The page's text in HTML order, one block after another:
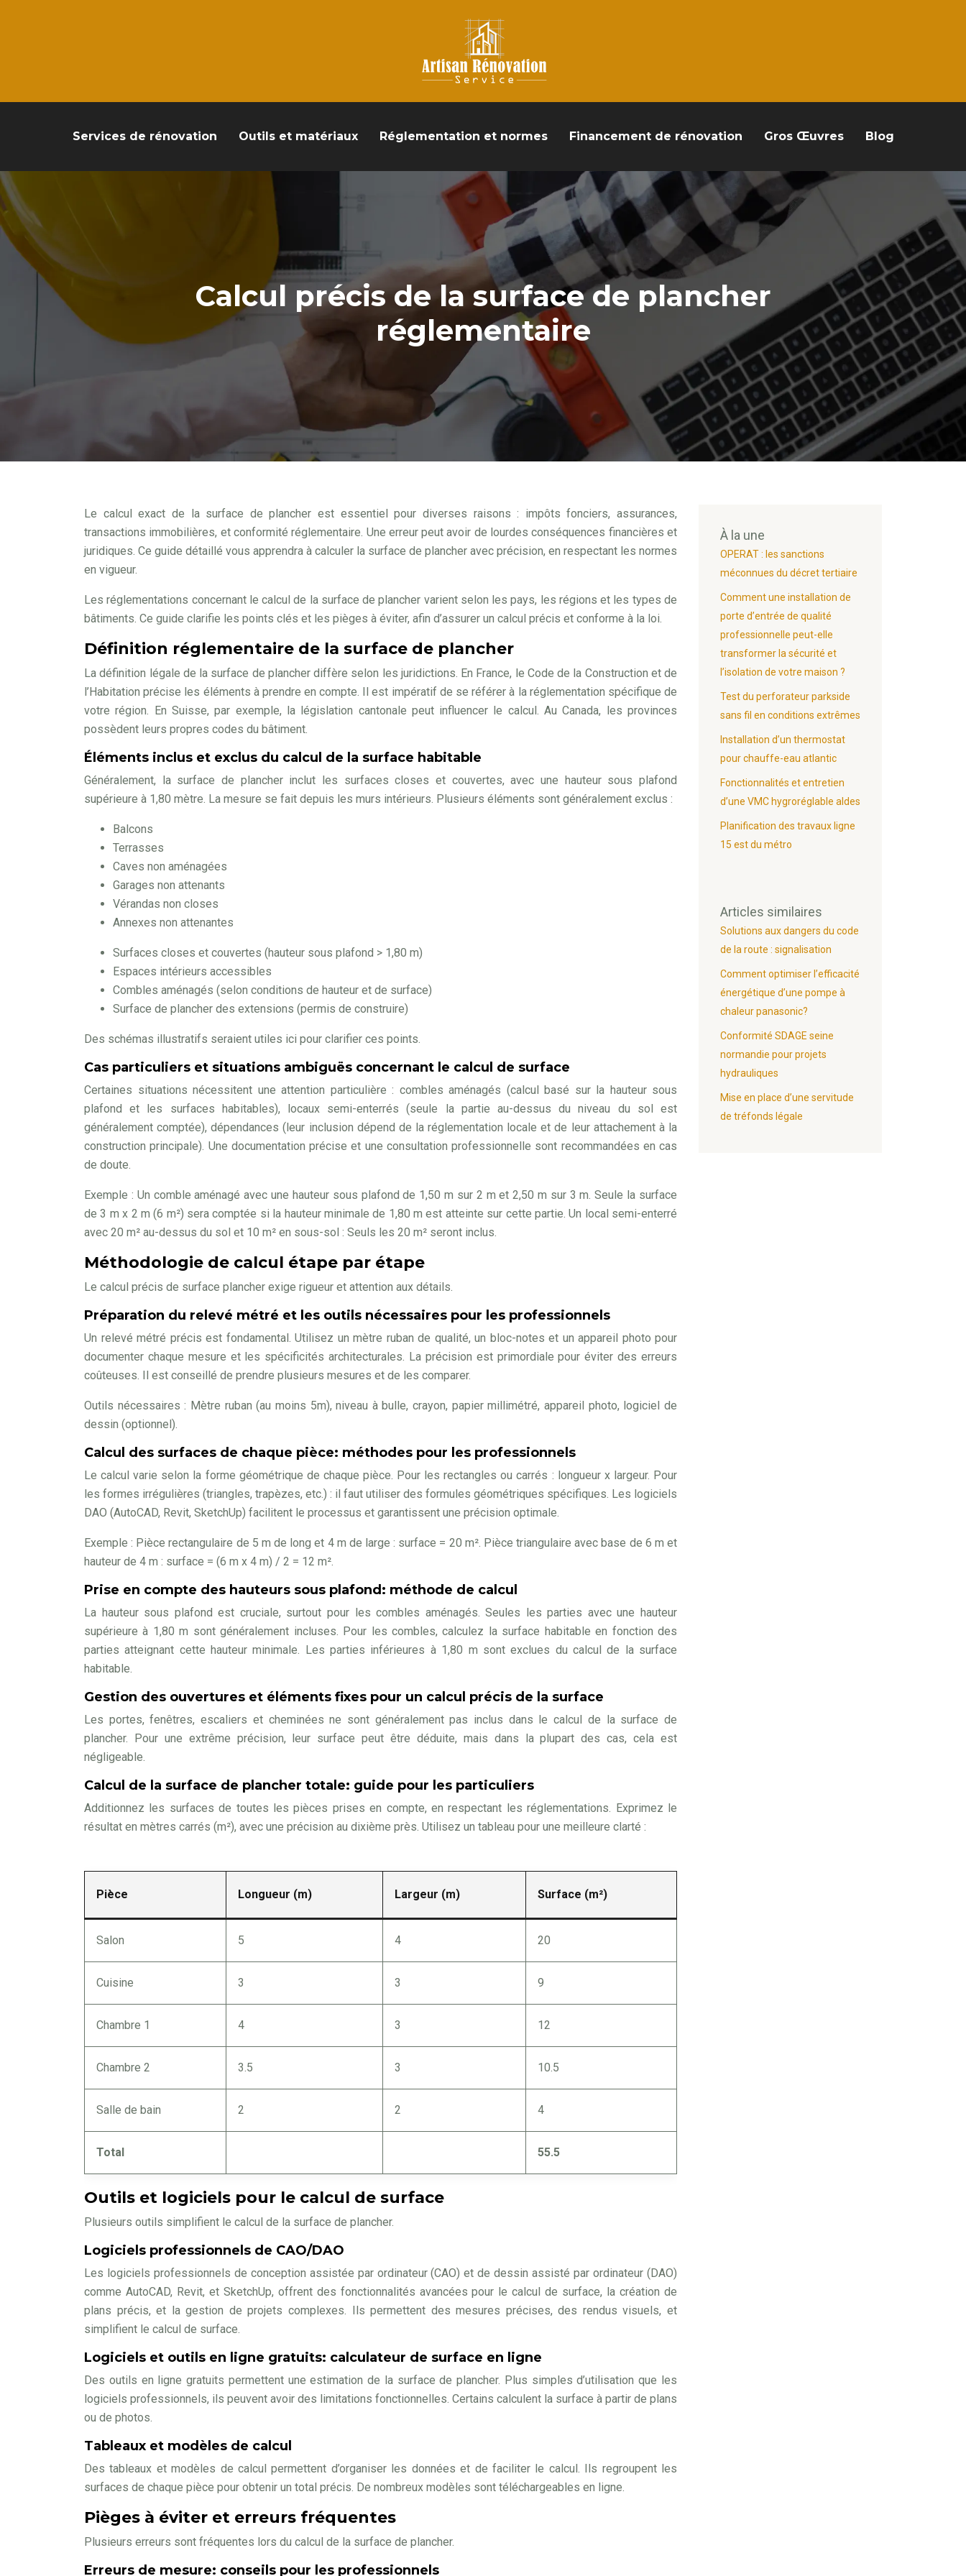
Services de rénovation Outils et matériaux Réglementation et normes Financement de rénovation Gros Œuvres Blog
Calcul précis de la surface de plancher
réglementaire
Le calcul exact de la surface de plancher est essentiel pour diverses raisons : impôts fonciers, assurances,
transactions immobilières, et conformité réglementaire. Une erreur peut avoir de lourdes conséquences financières et
juridiques. Ce guide détaillé vous apprendra à calculer la surface de plancher avec précision, en respectant les normes
en vigueur.
Les réglementations concernant le calcul de la surface de plancher varient selon les pays, les régions et les types de
bâtiments. Ce guide clarifie les points clés et les pièges à éviter, afin d’assurer un calcul précis et conforme à la loi.
Définition réglementaire de la surface de plancher
La définition légale de la surface de plancher diffère selon les juridictions. En France, le Code de la Construction et de
l’Habitation précise les éléments à prendre en compte. Il est impératif de se référer à la réglementation spécifique de
votre région. En Suisse, par exemple, la législation cantonale peut influencer le calcul. Au Canada, les provinces
possèdent leurs propres codes du bâtiment.
Éléments inclus et exclus du calcul de la surface habitable
Généralement, la surface de plancher inclut les surfaces closes et couvertes, avec une hauteur sous plafond
supérieure à 1,80 mètre. La mesure se fait depuis les murs intérieurs. Plusieurs éléments sont généralement exclus :
Balcons
Terrasses
Caves non aménagées
Garages non attenants
Vérandas non closes
Annexes non attenantes
Surfaces closes et couvertes (hauteur sous plafond > 1,80 m)
Espaces intérieurs accessibles
Combles aménagés (selon conditions de hauteur et de surface)
Surface de plancher des extensions (permis de construire)
Des schémas illustratifs seraient utiles ici pour clarifier ces points.
Cas particuliers et situations ambiguës concernant le calcul de surface
Certaines situations nécessitent une attention particulière : combles aménagés (calcul basé sur la hauteur sous
plafond et les surfaces habitables), locaux semi-enterrés (seule la partie au-dessus du niveau du sol est
généralement comptée), dépendances (leur inclusion dépend de la réglementation locale et de leur attachement à la
construction principale). Une documentation précise et une consultation professionnelle sont recommandées en cas
de doute.
Exemple : Un comble aménagé avec une hauteur sous plafond de 1,50 m sur 2 m et 2,50 m sur 3 m. Seule la surface
de 3 m x 2 m (6 m²) sera comptée si la hauteur minimale de 1,80 m est atteinte sur cette partie. Un local semi-enterré
avec 20 m² au-dessus du sol et 10 m² en sous-sol : Seuls les 20 m² seront inclus.
Méthodologie de calcul étape par étape
Le calcul précis de surface plancher exige rigueur et attention aux détails.
Préparation du relevé métré et les outils nécessaires pour les professionnels
Un relevé métré précis est fondamental. Utilisez un mètre ruban de qualité, un bloc-notes et un appareil photo pour
documenter chaque mesure et les spécificités architecturales. La précision est primordiale pour éviter des erreurs
coûteuses. Il est conseillé de prendre plusieurs mesures et de les comparer.
Outils nécessaires : Mètre ruban (au moins 5m), niveau à bulle, crayon, papier millimétré, appareil photo, logiciel de
dessin (optionnel).
Calcul des surfaces de chaque pièce: méthodes pour les professionnels
Le calcul varie selon la forme géométrique de chaque pièce. Pour les rectangles ou carrés : longueur x largeur. Pour
les formes irrégulières (triangles, trapèzes, etc.) : il faut utiliser des formules géométriques spécifiques. Les logiciels
DAO (AutoCAD, Revit, SketchUp) facilitent le processus et garantissent une précision optimale.
Exemple : Pièce rectangulaire de 5 m de long et 4 m de large : surface = 20 m². Pièce triangulaire avec base de 6 m et
hauteur de 4 m : surface = (6 m x 4 m) / 2 = 12 m².
Prise en compte des hauteurs sous plafond: méthode de calcul
La hauteur sous plafond est cruciale, surtout pour les combles aménagés. Seules les parties avec une hauteur
supérieure à 1,80 m sont généralement incluses. Pour les combles, calculez la surface habitable en fonction des
parties atteignant cette hauteur minimale. Les parties inférieures à 1,80 m sont exclues du calcul de la surface
habitable.
Gestion des ouvertures et éléments fixes pour un calcul précis de la surface
Les portes, fenêtres, escaliers et cheminées ne sont généralement pas inclus dans le calcul de la surface de
plancher. Pour une extrême précision, leur surface peut être déduite, mais dans la plupart des cas, cela est
négligeable.
Calcul de la surface de plancher totale: guide pour les particuliers
Additionnez les surfaces de toutes les pièces prises en compte, en respectant les réglementations. Exprimez le
résultat en mètres carrés (m²), avec une précision au dixième près. Utilisez un tableau pour une meilleure clarté :
Pièce Longueur (m) Largeur (m) Surface (m²)
Salon 5 4 20
Cuisine 3 3 9
Chambre 1 4 3 12
Chambre 2 3.5 3 10.5
Salle de bain 2 2 4
Total 55.5
Outils et logiciels pour le calcul de surface
Plusieurs outils simplifient le calcul de la surface de plancher.
Logiciels professionnels de CAO/DAO
Les logiciels professionnels de conception assistée par ordinateur (CAO) et de dessin assisté par ordinateur (DAO)
comme AutoCAD, Revit, et SketchUp, offrent des fonctionnalités avancées pour le calcul de surface, la création de
plans précis, et la gestion de projets complexes. Ils permettent des mesures précises, des rendus visuels, et
simplifient le calcul de surface.
Logiciels et outils en ligne gratuits: calculateur de surface en ligne
Des outils en ligne gratuits permettent une estimation de la surface de plancher. Plus simples d’utilisation que les
logiciels professionnels, ils peuvent avoir des limitations fonctionnelles. Certains calculent la surface à partir de plans
ou de photos.
Tableaux et modèles de calcul
Des tableaux et modèles de calcul permettent d’organiser les données et de faciliter le calcul. Ils regroupent les
surfaces de chaque pièce pour obtenir un total précis. De nombreux modèles sont téléchargeables en ligne.
Pièges à éviter et erreurs fréquentes
Plusieurs erreurs sont fréquentes lors du calcul de la surface de plancher.
Erreurs de mesure: conseils pour les professionnels
À la une
OPERAT : les sanctions
méconnues du décret tertiaire
Comment une installation de
porte d’entrée de qualité
professionnelle peut-elle
transformer la sécurité et
l’isolation de votre maison ?
Test du perforateur parkside
sans fil en conditions extrêmes
Installation d’un thermostat
pour chauffe-eau atlantic
Fonctionnalités et entretien
d’une VMC hygroréglable aldes
Planification des travaux ligne
15 est du métro
Articles similaires
Solutions aux dangers du code
de la route : signalisation
Comment optimiser l’efficacité
énergétique d’une pompe à
chaleur panasonic?
Conformité SDAGE seine
normandie pour projets
hydrauliques
Mise en place d’une servitude
de tréfonds légale